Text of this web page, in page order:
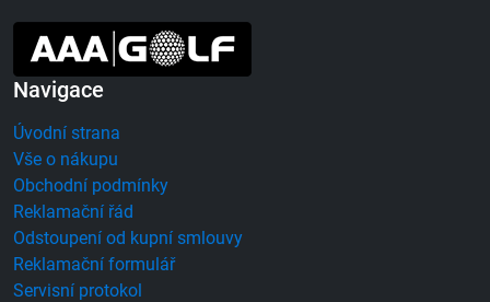
Navigace
Úvodní strana
Vše o nákupu
Obchodní podmínky
Reklamační řád
Odstoupení od kupní smlouvy
Reklamační formulář
Servisní protokol